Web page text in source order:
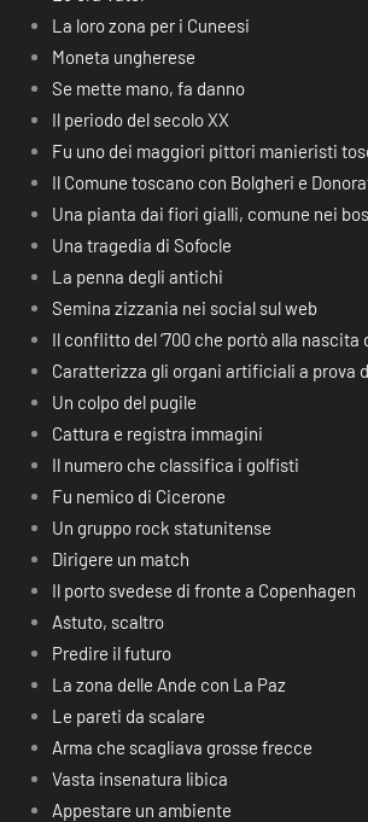
La loro zona per i Cuneesi
Moneta ungherese
Se mette mano, fa danno
Il periodo del secolo XX
Fu uno dei maggiori pittori manieristi
Il Comune toscano con Bolgheri e
Una pianta dai fiori gialli, comune nei
Una tragedia di Sofocle
La penna degli antichi
Semina zizzania nei social sul web
Il conflitto del ‘700 che portò alla
Caratterizza gli organi artificiali a prova
Un colpo del pugile
Cattura e registra immagini
Il numero che classifica i golfisti
Fu nemico di Cicerone
Un gruppo rock statunitense
Dirigere un match
Il porto svedese di fronte a Copenhagen
Astuto, scaltro
Predire il futuro
La zona delle Ande con La Paz
Le pareti da scalare
Arma che scagliava grosse frecce
Vasta insenatura libica
Appestare un ambiente